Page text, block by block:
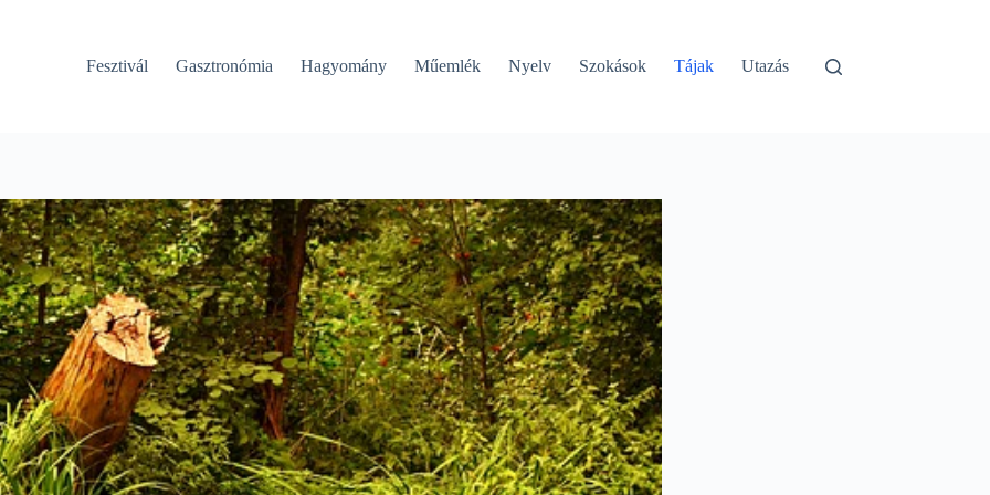
Fesztivál Gasztronómia Hagyomány Műemlék Nyelv Szokások Tájak Utazás